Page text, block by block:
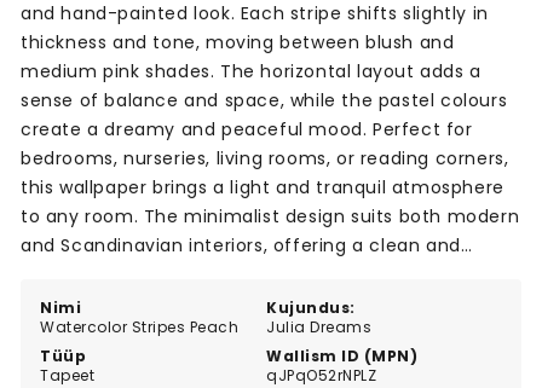
Nimi
Watercolor Stripes Peach
Kujundus:
Julia Dreams
Tüüp
Tapeet
Wallism ID (MPN)
qJPqO52rNPLZ
and hand-painted look. Each stripe shifts slightly in
thickness and tone, moving between blush and
medium pink shades. The horizontal layout adds a
sense of balance and space, while the pastel colours
create a dreamy and peaceful mood. Perfect for
bedrooms, nurseries, living rooms, or reading corners,
this wallpaper brings a light and tranquil atmosphere
to any room. The minimalist design suits both modern
and Scandinavian interiors, offering a clean and